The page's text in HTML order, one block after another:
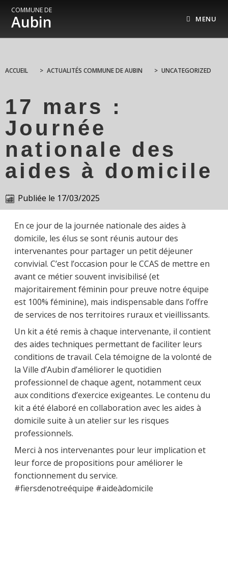
COMMUNE DE
Aubin MENU
ACCUEIL > ACTUALITÉS COMMUNE DE AUBIN > UNCATEGORIZED
17 mars :
Journée
nationale des
aides à domicile
Publiée le 17/03/2025
En ce jour de la journée nationale des aides à
domicile, les élus se sont réunis autour des
intervenantes pour partager un petit déjeuner
convivial. C’est l’occasion pour le CCAS de mettre en
avant ce métier souvent invisibilisé (et
majoritairement féminin pour preuve notre équipe
est 100% féminine), mais indispensable dans l’offre
de services de nos territoires ruraux et vieillissants.
Un kit a été remis à chaque intervenante, il contient
des aides techniques permettant de faciliter leurs
conditions de travail. Cela témoigne de la volonté de
la Ville d’Aubin d’améliorer le quotidien
professionnel de chaque agent, notamment ceux
aux conditions d’exercice exigeantes. Le contenu du
kit a été élaboré en collaboration avec les aides à
domicile suite à un atelier sur les risques
professionnels.
Merci à nos intervenantes pour leur implication et
leur force de propositions pour améliorer le
fonctionnement du service.
#fiersdenotreéquipe #aideàdomicile